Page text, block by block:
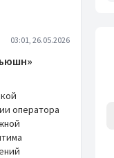
03:01, 26.05.2026
оператора